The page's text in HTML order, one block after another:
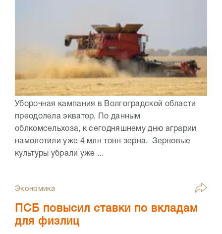
Уборочная кампания в Волгоградской области
преодолела экватор. По данным
облкомсельхоза, к сегодняшнему дню аграрии
намолотили уже 4 млн тонн зерна. Зерновые
культуры убрали уже ...
Экономика
ПСБ повысил ставки по вкладам
для физлиц